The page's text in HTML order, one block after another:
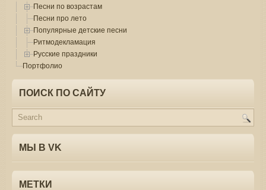
Песни по возрастам
Песни про лето
Популярные детские песни
Ритмодекламация
Русские праздники
Портфолио
ПОИСК ПО САЙТУ
МЫ В VK
МЕТКИ